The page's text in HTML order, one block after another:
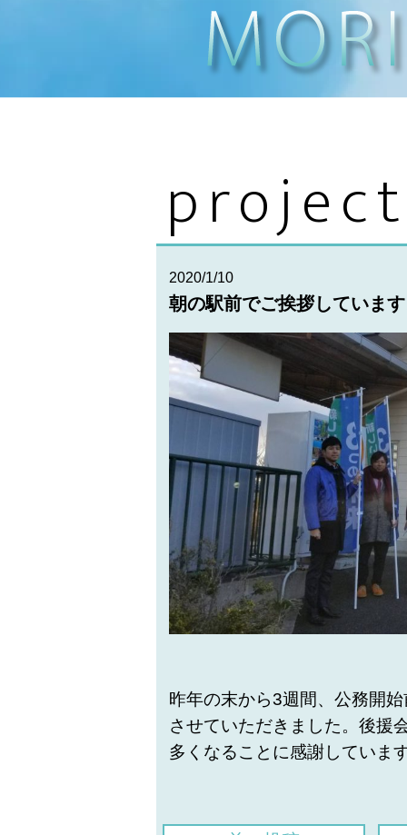
2020/1/10
朝の駅前でご挨拶していま
昨年の末から3週間、公務開
させていただきました。後援
多くなることに感謝していま